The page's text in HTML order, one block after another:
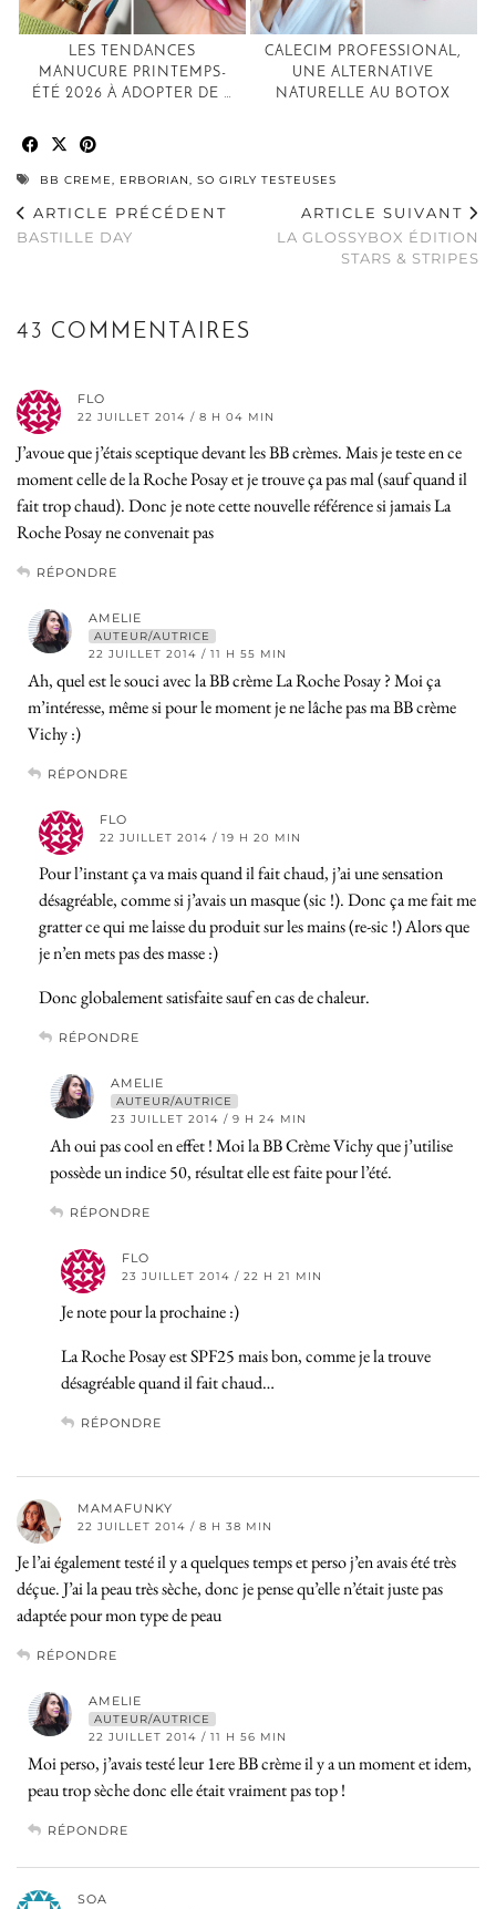
LES TENDANCES
MANUCURE PRINTEMPS-
ÉTÉ 2026 À ADOPTER DE …
CALECIM PROFESSIONAL,
UNE ALTERNATIVE
NATURELLE AU BOTOX
BB CREME, ERBORIAN, SO GIRLY TESTEUSES
ARTICLE PRÉCÉDENT
BASTILLE DAY
ARTICLE SUIVANT
LA GLOSSYBOX ÉDITION
STARS & STRIPES
43 COMMENTAIRES
FLO
22 JUILLET 2014 / 8 H 04 MIN
J’avoue que j’étais sceptique devant les BB crèmes. Mais je teste en ce
moment celle de la Roche Posay et je trouve ça pas mal (sauf quand il
fait trop chaud). Donc je note cette nouvelle référence si jamais La
Roche Posay ne convenait pas
RÉPONDRE
AMELIE
AUTEUR/AUTRICE
22 JUILLET 2014 / 11 H 55 MIN
Ah, quel est le souci avec la BB crème La Roche Posay ? Moi ça
m’intéresse, même si pour le moment je ne lâche pas ma BB crème
Vichy :)
RÉPONDRE
FLO
22 JUILLET 2014 / 19 H 20 MIN
Pour l’instant ça va mais quand il fait chaud, j’ai une sensation
désagréable, comme si j’avais un masque (sic !). Donc ça me fait me
gratter ce qui me laisse du produit sur les mains (re-sic !) Alors que
je n’en mets pas des masse :)
Donc globalement satisfaite sauf en cas de chaleur.
RÉPONDRE
AMELIE
AUTEUR/AUTRICE
23 JUILLET 2014 / 9 H 24 MIN
Ah oui pas cool en effet ! Moi la BB Crème Vichy que j’utilise
possède un indice 50, résultat elle est faite pour l’été.
RÉPONDRE
FLO
23 JUILLET 2014 / 22 H 21 MIN
Je note pour la prochaine :)
La Roche Posay est SPF25 mais bon, comme je la trouve
désagréable quand il fait chaud…
RÉPONDRE
MAMAFUNKY
22 JUILLET 2014 / 8 H 38 MIN
Je l’ai également testé il y a quelques temps et perso j’en avais été très
déçue. J’ai la peau très sèche, donc je pense qu’elle n’était juste pas
adaptée pour mon type de peau
RÉPONDRE
AMELIE
AUTEUR/AUTRICE
22 JUILLET 2014 / 11 H 56 MIN
Moi perso, j’avais testé leur 1ere BB crème il y a un moment et idem,
peau trop sèche donc elle était vraiment pas top !
RÉPONDRE
SOA